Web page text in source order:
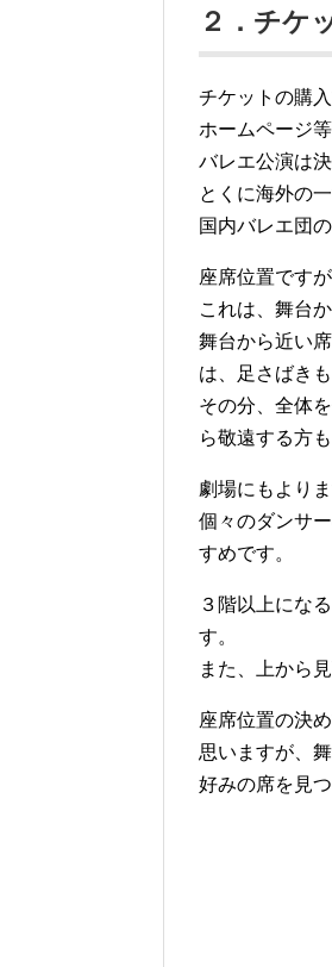
２．チケ
チケットの購
ホームページ
バレエ公演は
とくに海外の
国内バレエ団
座席位置です
これは、舞台
舞台から近い
は、足さばき
その分、全体
ら敬遠する方も
劇場にもより
個々のダンサ
すめです。
３階以上にな
す。
また、上から
座席位置の決
思いますが、
好みの席を見